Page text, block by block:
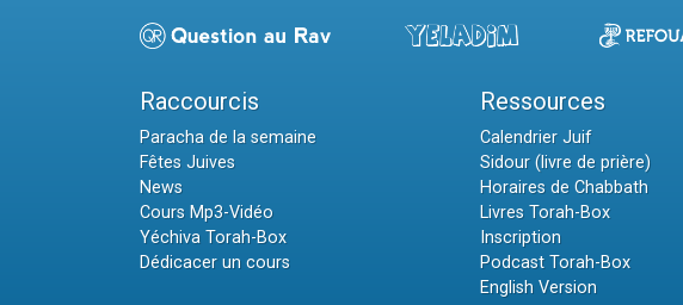
Raccourcis
Paracha de la semaine
Fêtes Juives
News
Cours Mp3-Vidéo
Yéchiva Torah-Box
Dédicacer un cours
Ressources
Calendrier Juif
Sidour (livre de prière)
Horaires de Chabbath
Livres Torah-Box
Inscription
Podcast Torah-Box
English Version